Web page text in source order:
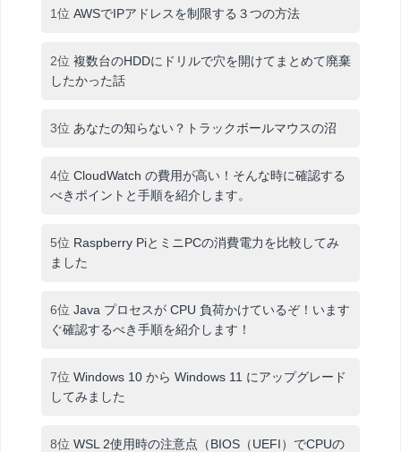
1位 AWSでIPアドレスを制限する３つの方法
2位 複数台のHDDにドリルで穴を開けてまとめて廃棄
したかった話
3位 あなたの知らない？トラックボールマウスの沼
4位 CloudWatch の費用が高い！そんな時に確認する
べきポイントと手順を紹介します。
5位 Raspberry PiとミニPCの消費電力を比較してみ
ました
6位 Java プロセスが CPU 負荷かけているぞ！います
ぐ確認するべき手順を紹介します！
7位 Windows 10 から Windows 11 にアップグレード
してみました
8位 WSL 2使用時の注意点（BIOS（UEFI）でCPUの